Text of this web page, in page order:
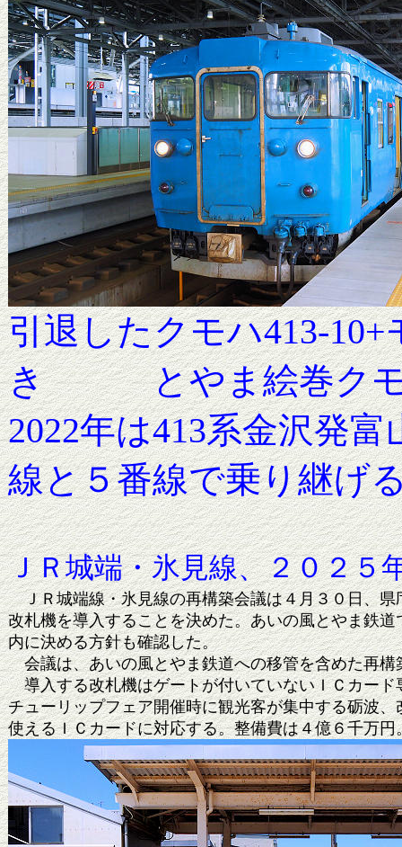
引退したクモハ413-
き とやま絵巻クモハ
2022年は413系金沢発
線と５番線で乗り継げ
ＪＲ城端・氷見線、２０２５
ＪＲ城端線・氷見線の再構築会議は４月３０日、県
改札機を導入することを決めた。あいの風とやま鉄
内に決める方針も確認した。
会議は、あいの風とやま鉄道への移管を含めた再構
導入する改札機はゲートが付いていないＩＣカード
チューリップフェア開催時に観光客が集中する砺波
使えるＩＣカードに対応する。整備費は４億６千万円